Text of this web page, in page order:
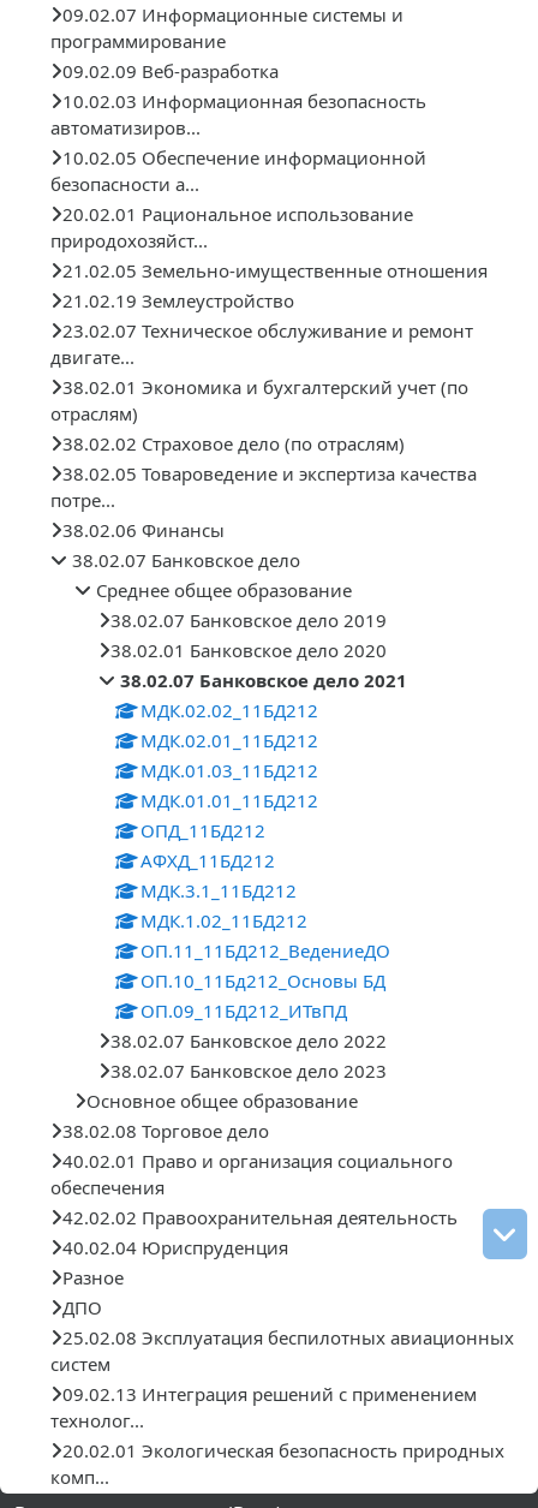
09.02.07 Информационные системы и
программирование
09.02.09 Веб-разработка
10.02.03 Информационная безопасность
автоматизиров...
10.02.05 Обеспечение информационной
безопасности а...
20.02.01 Рациональное использование
природохозяйст...
21.02.05 Земельно-имущественные отношения
21.02.19 Землеустройство
23.02.07 Техническое обслуживание и ремонт
двигате...
38.02.01 Экономика и бухгалтерский учет (по
отраслям)
38.02.02 Страховое дело (по отраслям)
38.02.05 Товароведение и экспертиза качества
потре...
38.02.06 Финансы
38.02.07 Банковское дело
Среднее общее образование
38.02.07 Банковское дело 2019
38.02.01 Банковское дело 2020
38.02.07 Банковское дело 2021
МДК.02.02_11БД212
МДК.02.01_11БД212
МДК.01.03_11БД212
МДК.01.01_11БД212
ОПД_11БД212
АФХД_11БД212
МДК.3.1_11БД212
МДК.1.02_11БД212
ОП.11_11БД212_ВедениеДО
ОП.10_11Бд212_Основы БД
ОП.09_11БД212_ИТвПД
38.02.07 Банковское дело 2022
38.02.07 Банковское дело 2023
Основное общее образование
38.02.08 Торговое дело
40.02.01 Право и организация социального
обеспечения
42.02.02 Правоохранительная деятельность
40.02.04 Юриспруденция
Разное
ДПО
25.02.08 Эксплуатация беспилотных авиационных
систем
09.02.13 Интеграция решений с применением
технолог...
20.02.01 Экологическая безопасность природных
комп...